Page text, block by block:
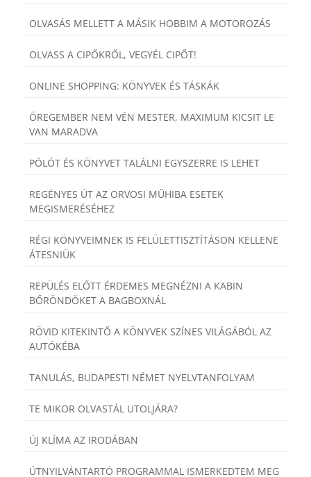
OLVASÁS MELLETT A MÁSIK HOBBIM A MOTOROZÁS
OLVASS A CIPŐKRŐL, VEGYÉL CIPŐT!
ONLINE SHOPPING: KÖNYVEK ÉS TÁSKÁK
ÖREGEMBER NEM VÉN MESTER, MAXIMUM KICSIT LE
VAN MARADVA
PÓLÓT ÉS KÖNYVET TALÁLNI EGYSZERRE IS LEHET
REGÉNYES ÚT AZ ORVOSI MŰHIBA ESETEK
MEGISMERÉSÉHEZ
RÉGI KÖNYVEIMNEK IS FELÜLETTISZTÍTÁSON KELLENE
ÁTESNIÜK
REPÜLÉS ELŐTT ÉRDEMES MEGNÉZNI A KABIN
BŐRÖNDÖKET A BAGBOXNÁL
RÖVID KITEKINTŐ A KÖNYVEK SZÍNES VILÁGÁBÓL AZ
AUTÓKÉBA
TANULÁS, BUDAPESTI NÉMET NYELVTANFOLYAM
TE MIKOR OLVASTÁL UTOLJÁRA?
ÚJ KLÍMA AZ IRODÁBAN
ÚTNYILVÁNTARTÓ PROGRAMMAL ISMERKEDTEM MEG